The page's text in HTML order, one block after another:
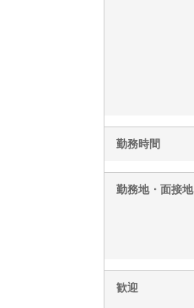
勤務時間
勤務地・面接地
歓迎